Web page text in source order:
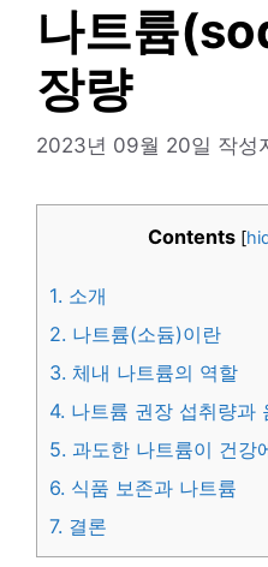
나트륨
장량
2023년 09월 20일 작성
Contents [
1. 소개
2. 나트륨(소듐)이란
3. 체내 나트륨의 역할
4. 나트륨 권장 섭취량과
5. 과도한 나트륨이 건강
6. 식품 보존과 나트륨
7. 결론